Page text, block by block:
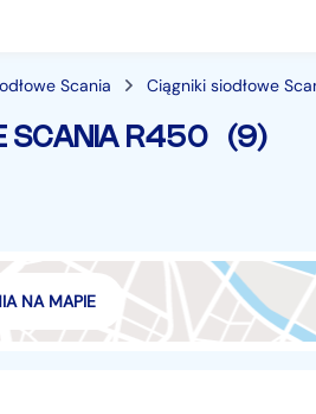
Scania Ciągniki siodłowe
SCANIA R450 (9)
NA MAPIE